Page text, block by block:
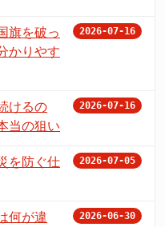
旗を破っ
かりやす
2026-07-16
けるの
当の狙い
2026-07-16
を防ぐ仕
2026-07-05
何が違
2026-06-30